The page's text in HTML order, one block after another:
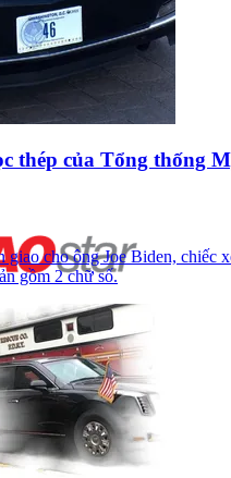
thép của Tổng thống
giao cho ông Joe Biden, chiếc
gồm 2 chữ số.